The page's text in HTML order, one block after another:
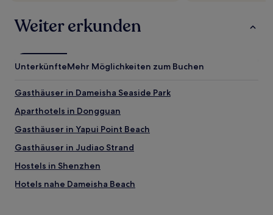
Weiter erkunden
UnterkünfteMehr Möglichkeiten zum Buchen
Gasthäuser in Dameisha Seaside Park
Aparthotels in Dongguan
Gasthäuser in Yapui Point Beach
Gasthäuser in Judiao Strand
Hostels in Shenzhen
Hotels nahe Dameisha Beach